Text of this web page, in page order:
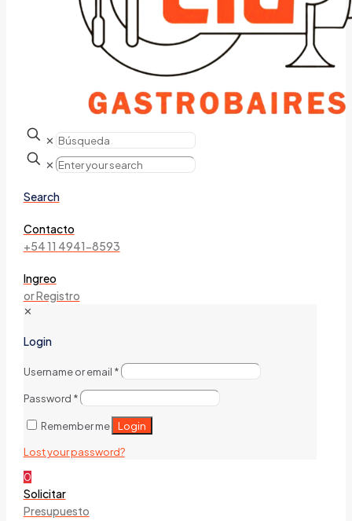
✕
✕
Search
Contacto
+54 11 4941-8593
Ingreo
or Registro
✕
Login
Username or email *
Password *
Remember me Login
Lost your password?
0
Solicitar
Presupuesto